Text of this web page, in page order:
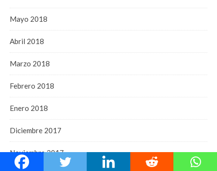
Mayo 2018
Abril 2018
Marzo 2018
Febrero 2018
Enero 2018
Diciembre 2017
Noviembre 2017